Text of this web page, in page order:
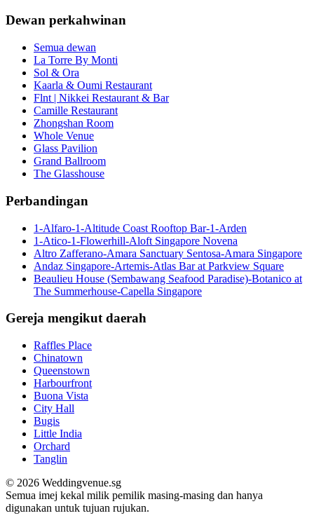
Dewan perkahwinan
Semua dewan
La Torre By Monti
Sol & Ora
Kaarla & Oumi Restaurant
Flnt | Nikkei Restaurant & Bar
Camille Restaurant
Zhongshan Room
Whole Venue
Glass Pavilion
Grand Ballroom
The Glasshouse
Perbandingan
1-Alfaro-1-Altitude Coast Rooftop Bar-1-Arden
1-Atico-1-Flowerhill-Aloft Singapore Novena
Altro Zafferano-Amara Sanctuary Sentosa-Amara Singapore
Andaz Singapore-Artemis-Atlas Bar at Parkview Square
Beaulieu House (Sembawang Seafood Paradise)-Botanico at
The Summerhouse-Capella Singapore
Gereja mengikut daerah
Raffles Place
Chinatown
Queenstown
Harbourfront
Buona Vista
City Hall
Bugis
Little India
Orchard
Tanglin
© 2026 Weddingvenue.sg
Semua imej kekal milik pemilik masing-masing dan hanya
digunakan untuk tujuan rujukan.